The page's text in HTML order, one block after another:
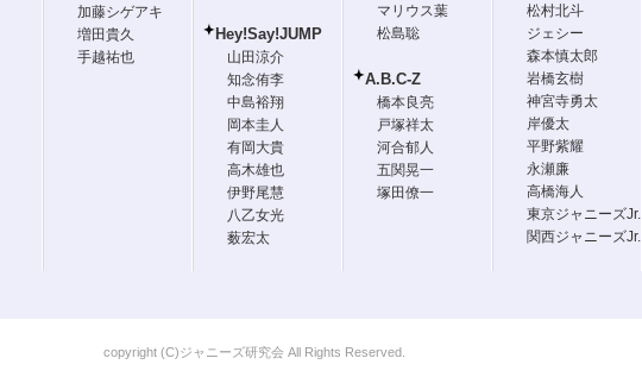
加藤シゲアキ
増田貴久
手越祐也
Hey!Say!JUMP
山田涼介
知念侑李
中島裕翔
岡本圭人
有岡大貴
高木雄也
伊野尾慧
八乙女光
薮宏太
マリウス葉
松島聡
A.B.C-Z
橋本良亮
戸塚祥太
河合郁人
五関晃一
塚田僚一
松村北斗
ジェシー
森本慎太郎
岩橋玄樹
神宮寺勇太
岸優太
平野紫耀
永瀬廉
高橋海人
東京ジャニーズJr.
関西ジャニーズJr.
copyright (C)ジャニーズ研究会 All Rights Reserved.